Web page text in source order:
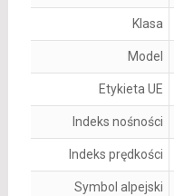
Klasa
Model
Etykieta UE
Indeks nośności
Indeks prędkości
Symbol alpejski